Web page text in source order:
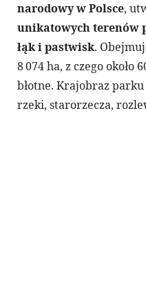
narodowy w Polsce,
unikatowych terenów
łąk i pastwisk.
8 074 ha, z czego
błotne. Krajobraz
rzeki, starorzecza,